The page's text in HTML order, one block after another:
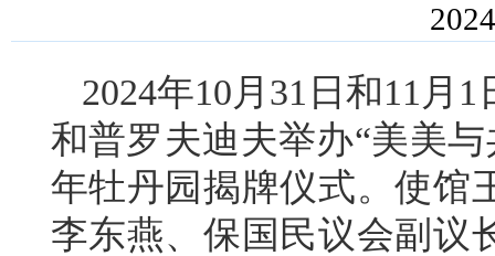
2024年10月31日和11月
和普罗夫迪夫举办“美美
年牡丹园揭牌仪式。使馆
李东燕、保国民议会副议